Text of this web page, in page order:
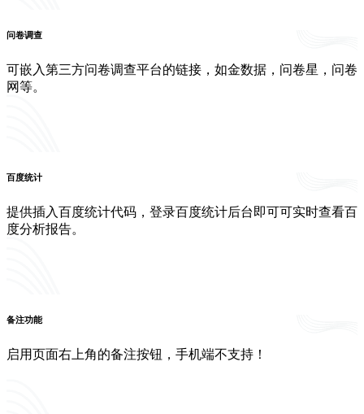
问卷调查
可嵌入第三方问卷调查平台的链接，如金数据，问卷星，问卷
网等。
百度统计
提供插入百度统计代码，登录百度统计后台即可可实时查看百
度分析报告。
备注功能
启用页面右上角的备注按钮，手机端不支持！